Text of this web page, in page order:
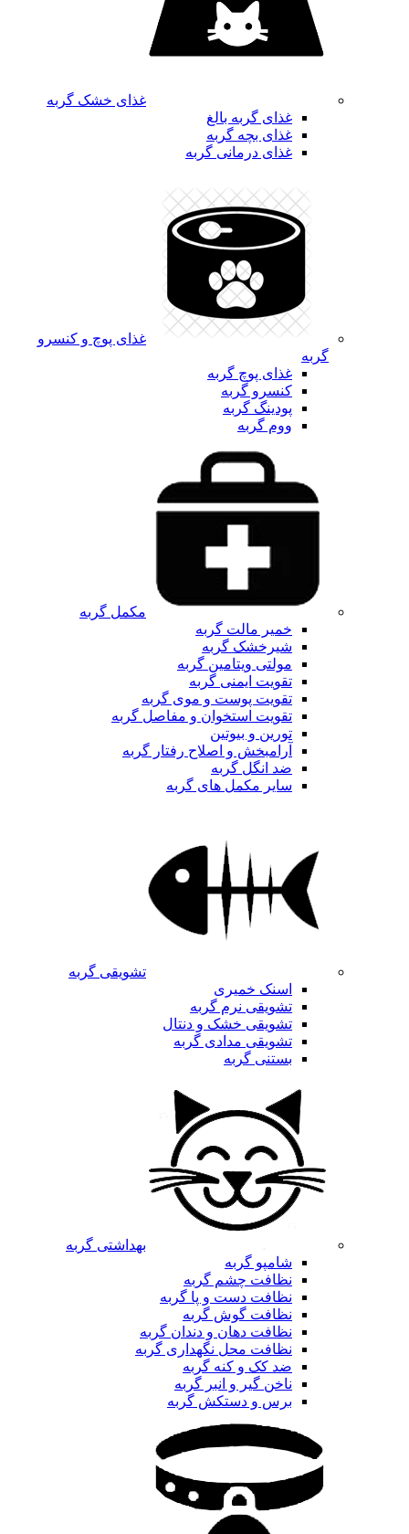
غذای خشک گربه
غذای گربه بالغ
غذای بچه گربه
غذای درمانی گربه
غذای پوچ و کنسرو
گربه
غذای پوچ گربه
کنسرو گربه
پودینگ گربه
ووم گربه
مکمل گربه
خمیر مالت گربه
شیرخشک گربه
مولتی ویتامین گربه
تقویت ایمنی گربه
تقویت پوست و موی گربه
تقویت استخوان و مفاصل گربه
تورین و بیوتین
آرامبخش و اصلاح رفتار گربه
ضد انگل گربه
سایر مکمل های گربه
تشویقی گربه
اسنک خمیری
تشویقی نرم گربه
تشویقی خشک و دنتال
تشویقی مدادی گربه
بستنی گربه
بهداشتی گربه
شامپو گربه
نظافت چشم گربه
نظافت دست و پا گربه
نظافت گوش گربه
نظافت دهان و دندان گربه
نظافت محل نگهداری گربه
ضد کک و کنه گربه
ناخن گیر و انبر گربه
برس و دستکش گربه